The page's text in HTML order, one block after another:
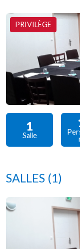
PRIVILÈGE
1
Salle
SALLES (1)